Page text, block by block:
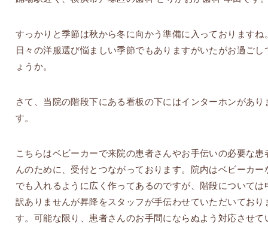
すっかりと季節は秋から冬に向かう準備に入っておりますね
日々の洋服選び悩ましい季節でもありますがいたがお過ごし
ょうか。
さて、当院の階段下にある看板の下にはインターホンがあり
す。
こちらはベビーカーで来院の患者さんやお手伝いの必要な患
んのために、受付とつながっております。院内はベビーカー
でも入れるように広く作ってあるのですが、階段については
訳ありませんが昇降をスタッフが手伝わせていただいており
す。可能な限り、患者さんのお手間にならぬよう対応させて